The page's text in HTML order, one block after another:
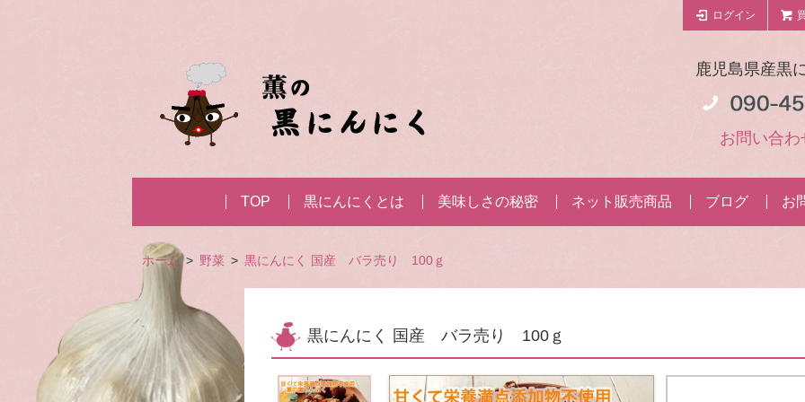
ログイン
鹿児島県産黒
お問い合
TOP 黒にんにくとは 美味しさの秘密 ネット販売商品 ブログ お
ホーム 野菜 黒にんにく 国産 バラ売り 100ｇ
黒にんにく 国産 バラ売り 100ｇ